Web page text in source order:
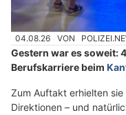
04.08.26 VON
Gestern war es soweit:
Berufskarriere beim
Zum Auftakt erhielten
Direktionen – und